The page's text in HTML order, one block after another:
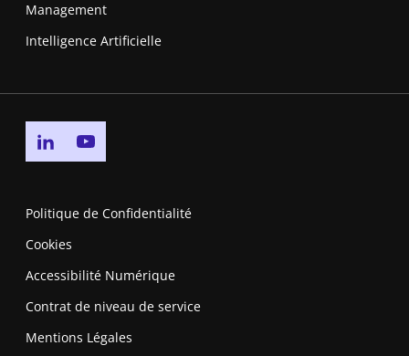
Management
Intelligence Artificielle
Go to linkedin page
Politique de Confidentialité
Cookies
Accessibilité Numérique
Contrat de niveau de service
Mentions Légales